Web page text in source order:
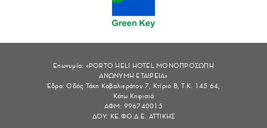
Επωνυμία: «PORTO HELI HOTEL ΜΟΝΟΠΡΟΣΩΠΗ
ΑΝΩΝΥΜΗ ΕΤΑΙΡΕΙΑ»
Έδρα: Οδός Τάκη Καβαλιεράτου 7, Κτίριο Β, Τ.Κ. 145 64,
Κάτω Κηφισιά
ΑΦΜ: 996740015
ΔΟΥ: ΚΕ.ΦΟ.Δ.Ε. ΑΤΤΙΚΗΣ